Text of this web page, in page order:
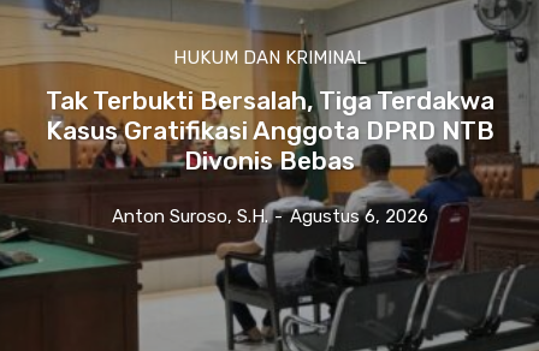
HUKUM DAN KRIMINAL
Tak Terbukti Bersalah, Tiga Terdakwa
Kasus Gratifikasi Anggota DPRD NTB
Divonis Bebas
Anton Suroso, S.H. - Agustus 6, 2026